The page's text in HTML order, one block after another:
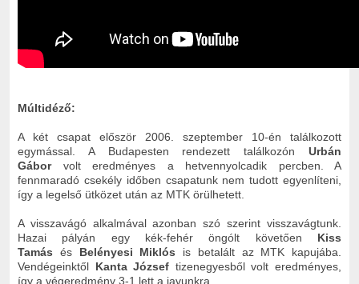
Múltidéző:
A két csapat először 2006. szeptember 10-én találkozott
egymással. A Budapesten rendezett találkozón
Urbán
Gáborvolt eredményes a hetvennyolcadik percben. A
fennmaradó csekély időben csapatunk nem tudott egyenlíteni,
így a legelső ütközet után az MTK örülhetett.
A visszavágó alkalmával azonban szó szerint visszavágtunk.
Hazai pályán egy kék-fehér öngólt követően
Kiss
Tamás és Belényesi Miklós is betalált az MTK kapujába.
Vendégeinktől Kanta József tizenegyesből volt eredményes,
így a végeredmény 3-1 lett a javunkra.